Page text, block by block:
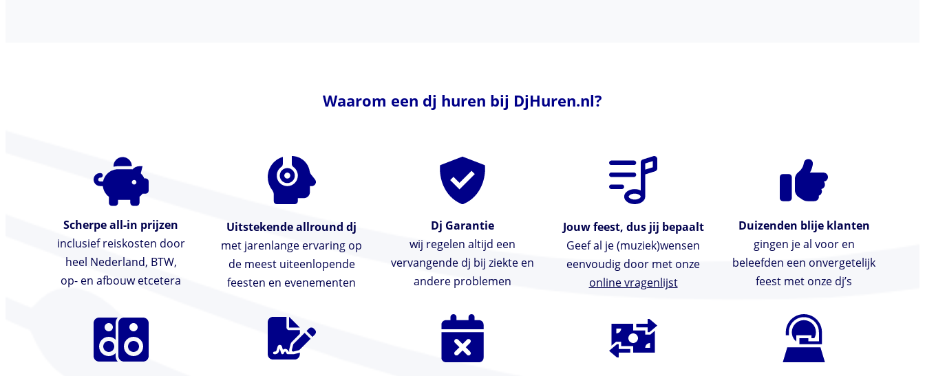
Waarom een dj huren bij DjHuren.nl?
Scherpe all-in prijzen
inclusief reiskosten door
heel Nederland, BTW,
op- en afbouw etcetera
Uitstekende allround dj
met jarenlange ervaring op
de meest uiteenlopende
feesten en evenementen
Dj Garantie
wij regelen altijd een
vervangende dj bij ziekte en
andere problemen
Jouw feest, dus jij bepaalt
Geef al je (muziek)wensen
eenvoudig door met onze
online vragenlijst
Duizenden blije klanten
gingen je al voor en
beleefden een onvergetelijk
feest met onze dj’s